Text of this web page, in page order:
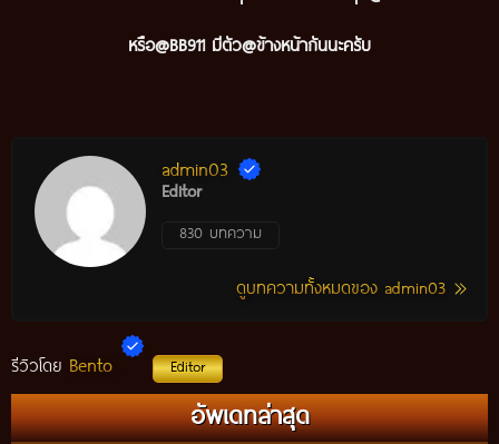
หรือ@BB911 มีตัว@ข้างหน้ากันนะครับ
admin03
Editor
830 บทความ
ดูบทความทั้งหมดของ admin03
รีวิวโดย Bento Editor
อัพเดทล่าสุด
กติกาวัวชนสมัยก่อน วิถีการแข่งขันดั้งเดิมที่สืบทอดผ่านภูมิปัญญา
ท้องถิ่น อัปเดตปี 2026